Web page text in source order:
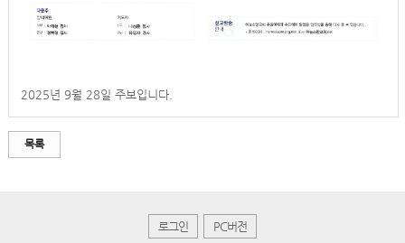
2025년 9월 28일 주보입니다.
목록
로그인 PC버전